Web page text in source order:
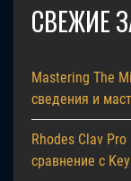
СВЕЖИЕ
Mastering The
сведения и
Rhodes Clav
сравнение с